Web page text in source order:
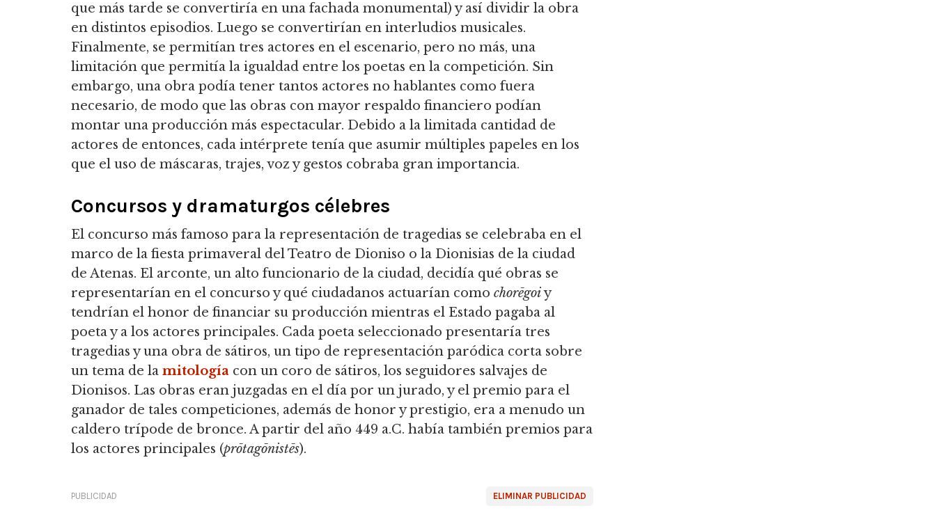
que más tarde se convertiría en una fachada monumental) y así dividir la obra
en distintos episodios. Luego se convertirían en interludios musicales.
Finalmente, se permitían tres actores en el escenario, pero no más, una
limitación que permitía la igualdad entre los poetas en la competición. Sin
embargo, una obra podía tener tantos actores no hablantes como fuera
necesario, de modo que las obras con mayor respaldo financiero podían
montar una producción más espectacular. Debido a la limitada cantidad de
actores de entonces, cada intérprete tenía que asumir múltiples papeles en los
que el uso de máscaras, trajes, voz y gestos cobraba gran importancia.
Concursos y dramaturgos célebres
El concurso más famoso para la representación de tragedias se celebraba en el
marco de la fiesta primaveral del Teatro de Dioniso o la Dionisias de la ciudad
de Atenas. El arconte, un alto funcionario de la ciudad, decidía qué obras se
representarían en el concurso y qué ciudadanos actuarían como chorēgoiy
tendrían el honor de financiar su producción mientras el Estado pagaba al
poeta y a los actores principales. Cada poeta seleccionado presentaría tres
tragedias y una obra de sátiros, un tipo de representación paródica corta sobre
un tema de la mitología con un coro de sátiros, los seguidores salvajes de
Dionisos. Las obras eran juzgadas en el día por un jurado, y el premio para el
ganador de tales competiciones, además de honor y prestigio, era a menudo un
caldero trípode de bronce. A partir del año 449 a.C. había también premios para
los actores principales (prōtagōnistēs).
ELIMINAR PUBLICIDAD
PUBLICIDAD